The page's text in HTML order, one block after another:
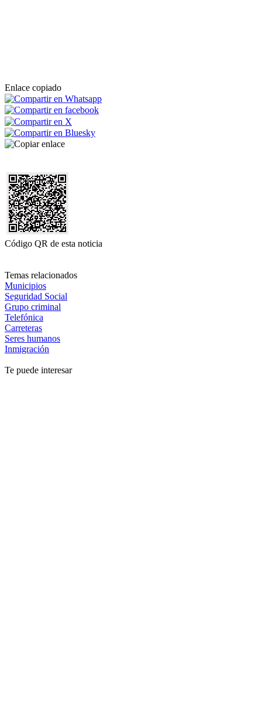
Enlace copiado
Código QR de esta noticia
Temas relacionados
Municipios
Seguridad Social
Grupo criminal
Telefónica
Carreteras
Seres humanos
Inmigración
Te puede interesar